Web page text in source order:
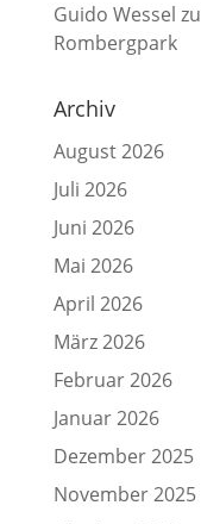
Guido Wessel zu
Rombergpark
Archiv
August 2026
Juli 2026
Juni 2026
Mai 2026
April 2026
März 2026
Februar 2026
Januar 2026
Dezember 2025
November 2025